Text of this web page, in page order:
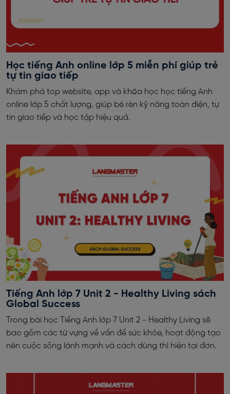
Học tiếng Anh online lớp 5 miễn phí giúp trẻ
tự tin giao tiếp
Khám phá top website, app và khóa học học tiếng Anh
online lớp 5 chất lượng, giúp bé rèn kỹ năng toàn diện, tự
tin giao tiếp và học tập hiệu quả.
Tiếng Anh lớp 7 Unit 2 - Healthy Living sách
Global Success
Trong bài học Tiếng Anh lớp 7 Unit 2 - Healthy Living sẽ
bao gồm các từ vựng về vấn đề sức khỏe, hoạt động tạo
nên cuộc sống lành mạnh và cách dùng thì hiện tại đơn.